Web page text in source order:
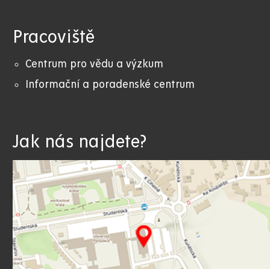
Pracoviště
Centrum pro vědu a výzkum
Informační a poradenské centrum
Jak nás najdete?